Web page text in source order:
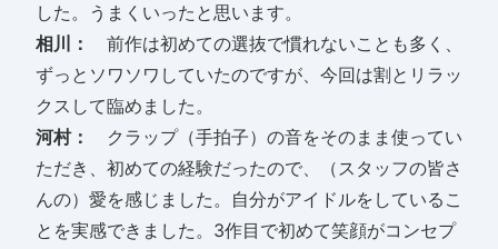
した。うまくいったと思います。
相川：
前作は初めての選抜で慣れないことも多く、
ずっとソワソワしていたのですが、今回は割とリラッ
クスして臨めました。
河村：
クラップ（手拍子）の音をそのまま使ってい
ただき、初めての経験だったので、（スタッフの皆さ
んの）愛を感じました。自分がアイドルをしているこ
とを実感できました。3作目で初めて笑顔がコンセプ